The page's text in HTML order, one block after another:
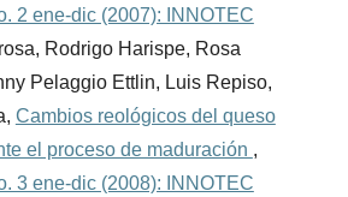
2 ene-dic (2007): INNOTEC
Rodrigo Harispe, Rosa
Pelaggio Ettlin, Luis Repiso,
Cambios reológicos del queso
el proceso de maduración ,
3 ene-dic (2008): INNOTEC